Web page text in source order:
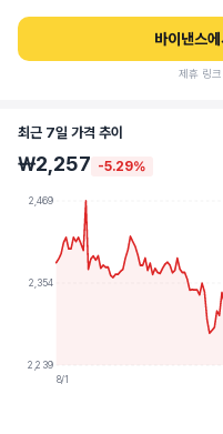
바이낸스
제휴 링
최근 7일 가격 추이
₩2,257 -5.29%
2,469
2,354
2,239
8/1